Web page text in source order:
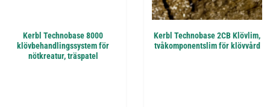
Kerbl Technobase 8000
klövbehandlingssystem för
nötkreatur, träspatel
Kerbl Technobase 2CB Klövlim,
tvåkomponentslim för klövvård